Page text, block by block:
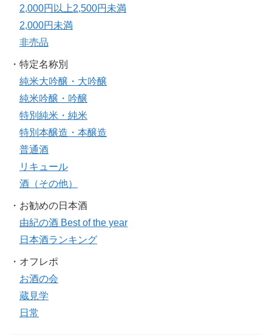
2,000円以上2,500円未満
2,000円未満
非売品
・特定名称別
純米大吟醸・大吟醸
純米吟醸・吟醸
特別純米・純米
特別本醸造・本醸造
普通酒
リキュール
酒（その他）
・お勧めの日本酒
由紀の酒 Best of the year
日本酒ランキング
・オフレポ
お酒の会
蔵見学
日常